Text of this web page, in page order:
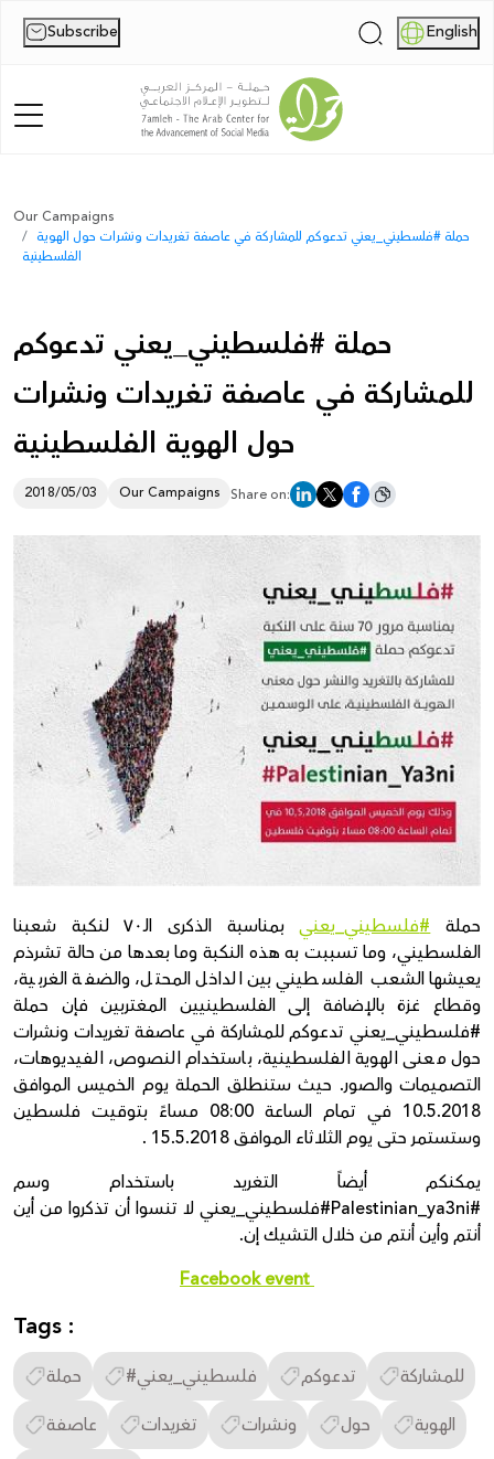
Subscribe | English
Home
About Us
Publications
Reports
Palestine Digital Activism Forum
Report
Donate
Our Campaigns
حملة #فلسطيني_يعني تدعوكم للمشاركة في عاصفة تغريدات ونشرات حول الهوية
الفلسطينية
حملة #فلسطيني_يعني تدعوكم
للمشاركة في عاصفة تغريدات ونشرات
حول الهوية الفلسطينية
2018/05/03 Our Campaigns Share on:
حملة#فلسطيني_يعني
بمناسبة الذكرى الـ٧٠ لنكبة شعبنا
الفلسطيني، وما تسببت به هذه النكبة وما بعدها من حالة تشرذم
يعيشها الشعب الفلسطيني بين الداخل المحتل، والضفة الغربية،
وقطاع غزة بالإضافة إلى الفلسطينيين المغتربين فإن حملة
#فلسطيني_يعني تدعوكم للمشاركة في عاصفة تغريدات ونشرات
حول معنى الهوية الفلسطينية، باستخدام النصوص، الفيديوهات،
التصميمات والصور. حيث ستنطلق الحملة يوم الخميس الموافق
10.5.2018 في تمام الساعة 08:00 مساءً بتوقيت فلسطين
وستستمر حتى يوم الثلاثاء الموافق 15.5.2018 .
يمكنكم أيضاً التغريد باستخدام وسم
#Palestinian_ya3ni#فلسطيني_يعني لا تنسوا أن تذكروا من أين
أنتم وأين أنتم من خلال التشيك إن.
Facebook event
Tags :
حملة #فلسطيني_يعني تدعوكم
للمشاركة
عاصفة
تغريدات ونشرات حول
الهوية